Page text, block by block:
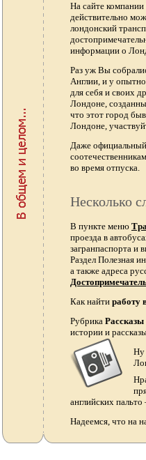
На сайте
действительно
лондонский
информации о
Раз уж Вы
Англии, и у
для себя и своих
Лондоне,
что этот город
Лондоне,
Даже
во время отпуска.
Несколько
В пункте меню
проезда в
загранпаспорта и
Раздел Полезная
а также адреса
Как найти работу
Рубрика
истории и
Ну
английских пальто
Надеемся, что на